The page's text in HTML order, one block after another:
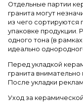
Отдельные партии
гранита могут
из чего сортируются
упаковке продукции.
одного тона (в
идеально
Перед укладкой
гранита
После укладки
Уход за